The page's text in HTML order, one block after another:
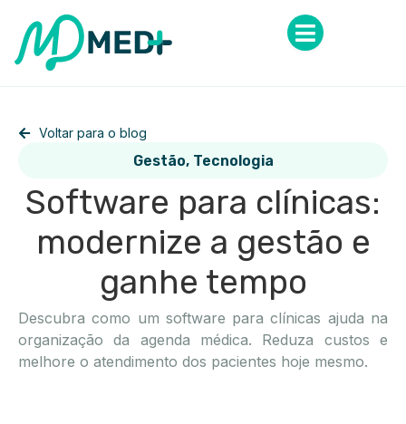
Voltar para o blog
Gestão, Tecnologia
Software para clínicas:
modernize a gestão e
ganhe tempo
Descubra como um software para clínicas ajuda na
organização da agenda médica. Reduza custos e
melhore o atendimento dos pacientes hoje mesmo.